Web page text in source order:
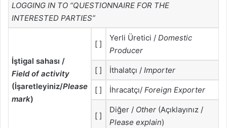
LOGGING IN TO “QUESTIONNAIRE FOR THE
INTERESTED PARTIES”
İştigal sahası /
Field of activity
(İşaretleyiniz/Please
mark)
[ ]
Yerli Üretici / Domestic
Producer
[ ] İthalatçı / Importer
[ ] İhracatçı/ Foreign Exporter
[ ]
Diğer / Other (Açıklayınız /
Please explain)